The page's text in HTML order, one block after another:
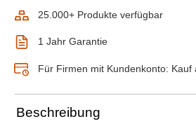
25.000+ Produkte verfügbar
1 Jahr Garantie
Für Firmen mit Kundenkonto: Kauf
Beschreibung